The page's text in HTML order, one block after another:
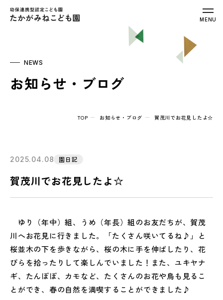
幼保連携型認定こども園 たかがみねこ
MENU
NEWS
お知らせ・ブログ
TOP お知らせ・ブログ 賀茂川でお花見したよ☆
2025.04.08 園日記
賀茂川でお花見したよ☆
ゆり（年中）組、うめ（年長）組のお友だちが、賀茂
川へお花見に行きました。「たくさん咲いてるね♪」と
桜並木の下を歩きながら、桜の木に手を伸ばしたり、花
びらを拾ったりして楽しんでいました！また、ユキヤナ
ギ、たんぽぽ、カモなど、たくさんのお花や鳥も見るこ
とができ、春の自然を満喫することができました♪